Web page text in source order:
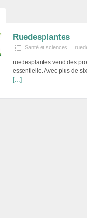
Ruedesplantes
Santé et sciences
ruedesplantes vend des
essentielle. Avec plus de
[…]